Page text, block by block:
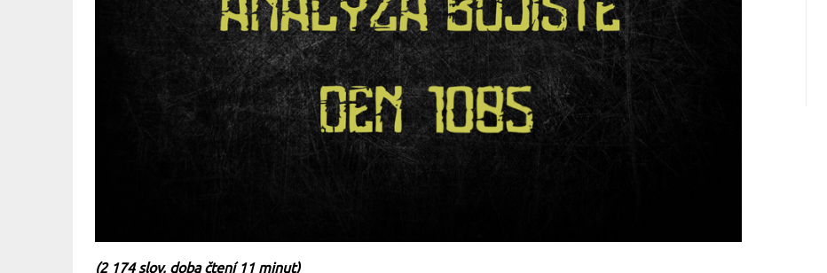
(2 174 slov, doba čtení 11 minut)